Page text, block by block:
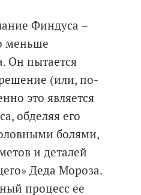
Финдуса –
меньше
Он пытается
(или, по-
это является
обделяя его
болями,
и деталей
Деда Мороза.
процесс ее